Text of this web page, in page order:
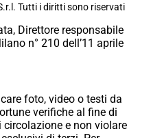
Tutti i diritti sono riservati
Direttore responsabile
n° 210 dell’11 aprile
foto, video o testi da
verifiche al fine di
e non violare